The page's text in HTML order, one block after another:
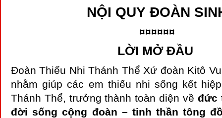
NỘI QUY ĐOÀN
¤¤¤¤¤¤
LỜI MỞ ĐẦU
Đoàn Thiếu Nhi Thánh Thể Xứ đoàn Kitô
nhằm giúp các em thiếu nhi sống kết
Thánh Thể, trưởng thành toàn diện về đức
đời sống cộng đoàn – tinh thần tông